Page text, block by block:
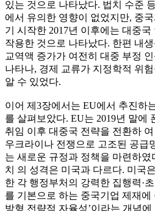
있는 것으로 나타났다. 법치 수준
에서 유의한 영향이 없었지만, 중
기 시작한 2017년 이후에는 대중
작용한 것으로 나타났다. 한편 내
교역액 증가가 여전히 대중 부정
나타나, 경제 교류가 지정학적 위
알 수 있었다.
이어 제3장에서는 EU에서 추진하
를 살펴보았다. EU는 2019년 말에
취임 이후 대중국 전략을 전환하
우크라이나 전쟁으로 고조된 공급
는 새로운 규정과 정책을 마련하
치 의 성격은 미국과 다르다. 미국
한 각 행정부처의 강력한 집행력·
를 기본으로 하는 중국기업 제재에
방형 전략적 자율성’이라는 개념